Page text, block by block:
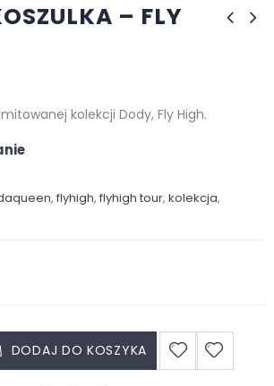
– FLY
kolekcji Dody, Fly High.
, flyhigh, flyhigh tour, kolekcja,
DODAJ DO KOSZYKA